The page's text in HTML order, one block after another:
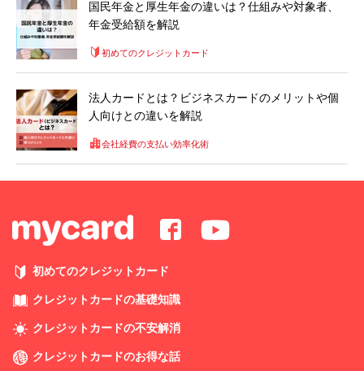
国民年金と厚生年金の違いは？仕組みや対象者、
年金受給額を解説
初めてのクレジットカード
法人カードとは？ビジネスカードのメリットや個
人向けとの違いを解説
会社経費の支払い効率化術
初めてのクレジットカード
クレジットカードの基礎知識
クレジットカードの不安解消
クレジットカードのお得な話